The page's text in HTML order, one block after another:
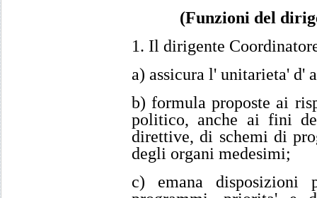
(Funzioni del
1. Il dirigente
a) assicura l' unitarieta' d'
b) formula proposte ai
politico, anche ai fini
direttive, di schemi di
degli organi medesimi;
c) emana disposizioni